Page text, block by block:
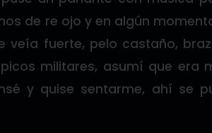
de re ojo y en algún
fuerte, pelo castaño,
militares, asumí que era
y quise sentarme, ahí se